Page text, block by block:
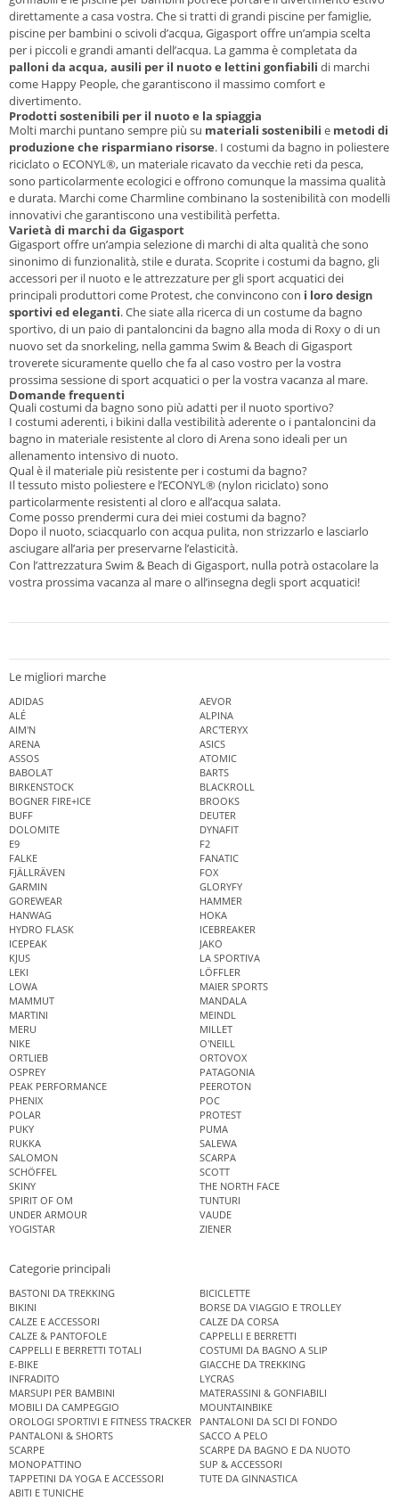
direttamente a casa vostra. Che si tratti di grandi piscine per famiglie,
piscine per bambini o scivoli d’acqua, Gigasport offre un’ampia scelta
per i piccoli e grandi amanti dell’acqua. La gamma è completata da
palloni da acqua, ausili per il nuoto e lettini gonfiabili di marchi
come Happy People, che garantiscono il massimo comfort e
divertimento.
Prodotti sostenibili per il nuoto e la spiaggia
Molti marchi puntano sempre più su materiali sostenibili e metodi di
produzione che risparmiano risorse. I costumi da bagno in poliestere
riciclato o ECONYL®, un materiale ricavato da vecchie reti da pesca,
sono particolarmente ecologici e offrono comunque la massima qualità
e durata. Marchi come Charmline combinano la sostenibilità con modelli
innovativi che garantiscono una vestibilità perfetta.
Varietà di marchi da Gigasport
Gigasport offre un’ampia selezione di marchi di alta qualità che sono
sinonimo di funzionalità, stile e durata. Scoprite i costumi da bagno, gli
accessori per il nuoto e le attrezzature per gli sport acquatici dei
principali produttori come Protest, che convincono con i loro design
sportivi ed eleganti. Che siate alla ricerca di un costume da bagno
sportivo, di un paio di pantaloncini da bagno alla moda di Roxy o di un
nuovo set da snorkeling, nella gamma Swim & Beach di Gigasport
troverete sicuramente quello che fa al caso vostro per la vostra
prossima sessione di sport acquatici o per la vostra vacanza al mare.
Domande frequenti
Quali costumi da bagno sono più adatti per il nuoto sportivo?
I costumi aderenti, i bikini dalla vestibilità aderente o i pantaloncini da
bagno in materiale resistente al cloro di Arena sono ideali per un
allenamento intensivo di nuoto.
Qual è il materiale più resistente per i costumi da bagno?
Il tessuto misto poliestere e l’ECONYL® (nylon riciclato) sono
particolarmente resistenti al cloro e all’acqua salata.
Come posso prendermi cura dei miei costumi da bagno?
Dopo il nuoto, sciacquarlo con acqua pulita, non strizzarlo e lasciarlo
asciugare all’aria per preservarne l’elasticità.
Con l’attrezzatura Swim & Beach di Gigasport, nulla potrà ostacolare la
vostra prossima vacanza al mare o all’insegna degli sport acquatici!
Le migliori marche
ADIDAS
AEVOR
ALÉ
ALPINA
AIM'N
ARC'TERYX
ARENA
ASICS
ASSOS
ATOMIC
BABOLAT
BARTS
BIRKENSTOCK
BLACKROLL
BOGNER FIRE+ICE
BROOKS
BUFF
DEUTER
DOLOMITE
DYNAFIT
E9
F2
FALKE
FANATIC
FJÄLLRÄVEN
FOX
GARMIN
GLORYFY
GOREWEAR
HAMMER
HANWAG
HOKA
HYDRO FLASK
ICEBREAKER
ICEPEAK
JAKO
KJUS
LA SPORTIVA
LEKI
LÖFFLER
LOWA
MAIER SPORTS
MAMMUT
MANDALA
MARTINI
MEINDL
MERU
MILLET
NIKE
O'NEILL
ORTLIEB
ORTOVOX
OSPREY
PATAGONIA
PEAK PERFORMANCE
PEEROTON
PHENIX
POC
POLAR
PROTEST
PUKY
PUMA
RUKKA
SALEWA
SALOMON
SCARPA
SCHÖFFEL
SCOTT
SKINY
THE NORTH FACE
SPIRIT OF OM
TUNTURI
UNDER ARMOUR
VAUDE
YOGISTAR
ZIENER
Categorie principali
BASTONI DA TREKKING
BICICLETTE
BIKINI
BORSE DA VIAGGIO E TROLLEY
CALZE E ACCESSORI
CALZE DA CORSA
CALZE & PANTOFOLE
CAPPELLI E BERRETTI
CAPPELLI E BERRETTI TOTALI
COSTUMI DA BAGNO A SLIP
E-BIKE
GIACCHE DA TREKKING
INFRADITO
LYCRAS
MARSUPI PER BAMBINI
MATERASSINI & GONFIABILI
MOBILI DA CAMPEGGIO
MOUNTAINBIKE
OROLOGI SPORTIVI E FITNESS TRACKER
PANTALONI DA SCI DI FONDO
PANTALONI & SHORTS
SACCO A PELO
SCARPE
SCARPE DA BAGNO E DA NUOTO
MONOPATTINO
SUP & ACCESSORI
TAPPETINI DA YOGA E ACCESSORI
TUTE DA GINNASTICA
ABITI E TUNICHE